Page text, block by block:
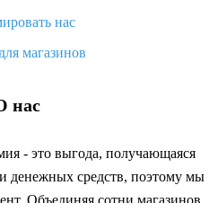
нас
магазинов
нас
- это выгода, получающаяся
денежных средств, поэтому мы
Объединяя сотни магазинов,